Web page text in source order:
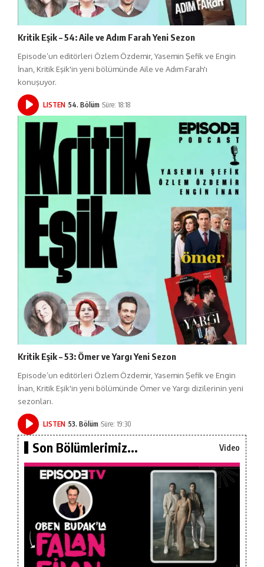
Kritik Eşik – 54: Aile ve Adım Farah Yeni Sezon
Episode’un editörleri Özlem Özdemir, Yasemin Şefik ve Engin
İnan, Kritik Eşik'in yeni bölümünde Aile ve Adım Farah'ı
konuşuyor.
LISTEN 54. Bölüm Süre: 18:18
Kritik Eşik – 53: Ömer ve Yargı Yeni Sezon
Episode’un editörleri Özlem Özdemir, Yasemin Şefik ve Engin
İnan, Kritik Eşik'in yeni bölümünde Ömer ve Yargı dizilerinin yeni
sezonları.
LISTEN 53. Bölüm Süre: 19:30
Son Bölümlerimiz... Video